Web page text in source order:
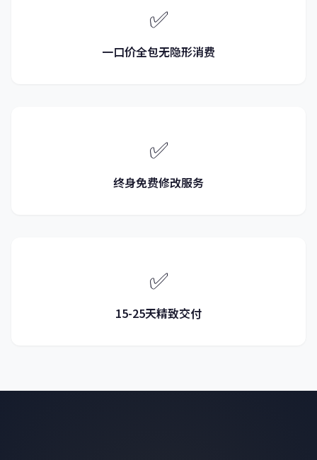
✅
一口价全包无隐形消费
✅
终身免费修改服务
✅
15-25天精致交付